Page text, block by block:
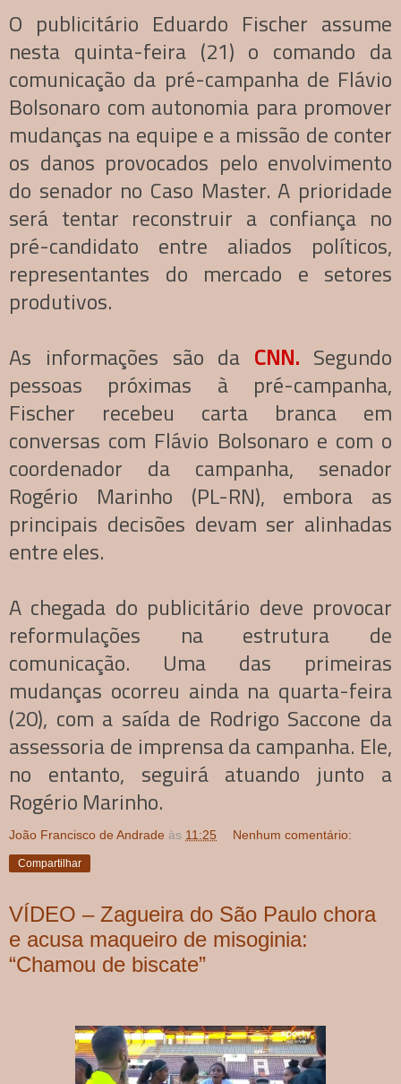
O publicitário Eduardo Fischer assume
nesta quinta-feira (21) o comando da
comunicação da pré-campanha de Flávio
Bolsonaro com autonomia para promover
mudanças na equipe e a missão de conter
os danos provocados pelo envolvimento
do senador no Caso Master. A prioridade
será tentar reconstruir a confiança no
pré-candidato entre aliados políticos,
representantes do mercado e setores
produtivos.
As informações são da CNN. Segundo
pessoas próximas à pré-campanha,
Fischer recebeu carta branca em
conversas com Flávio Bolsonaro e com o
coordenador da campanha, senador
Rogério Marinho (PL-RN), embora as
principais decisões devam ser alinhadas
entre eles.
A chegada do publicitário deve provocar
reformulações na estrutura de
comunicação. Uma das primeiras
mudanças ocorreu ainda na quarta-feira
(20), com a saída de Rodrigo Saccone da
assessoria de imprensa da campanha. Ele,
no entanto, seguirá atuando junto a
Rogério Marinho.
João Francisco de Andrade às 11:25 Nenhum comentário:
Compartilhar
VÍDEO – Zagueira do São Paulo chora
e acusa maqueiro de misoginia:
“Chamou de biscate”